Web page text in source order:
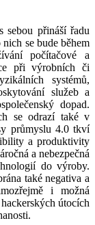
sebou přináší řadu
se bude během
počítačové a
při výrobních či
systémů,
služeb a
dopad.
se odrazí také v
průmyslu 4.0 tkví
a produktivity
a nebezpečná
do výroby.
také negativa a
i možná
útocích